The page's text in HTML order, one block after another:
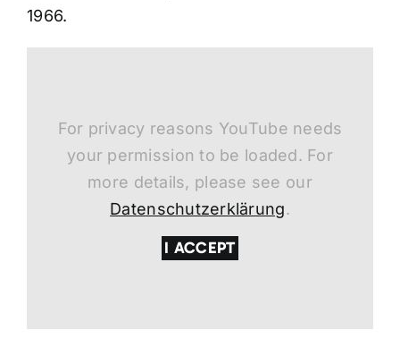
1966.
For privacy reasons YouTube needs
your permission to be loaded. For
more details, please see our
Datenschutzerklärung.
I ACCEPT